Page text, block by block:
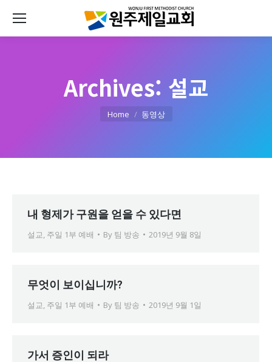
Archives: 설교
Home 동영상
내 형제가 구원을 얻을 수 있다면
설교, 주일 1부 예배 By 팀 방송 2019년 9월 8일
무엇이 보이십니까?
설교, 주일 1부 예배 By 팀 방송 2019년 9월 1일
가서 증인이 되라